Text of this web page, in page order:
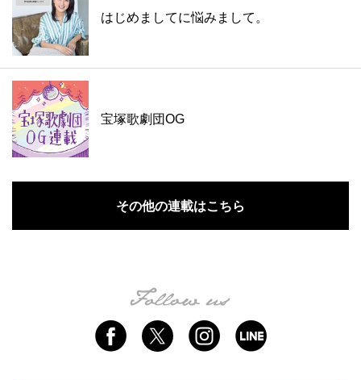
はじめましてに悩みまして。
宝塚歌劇団OG
その他の連載はこちら